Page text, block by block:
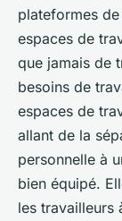
plateformes
espaces de
que jamais de
besoins de
espaces de
allant de la
personnelle à
bien équipé.
les travailleurs